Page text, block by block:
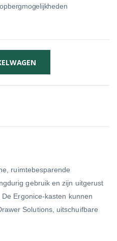
ruimtebesparende
gebruik en zijn uitgerust
Ergonice-kasten kunnen
Solutions, uitschuifbare